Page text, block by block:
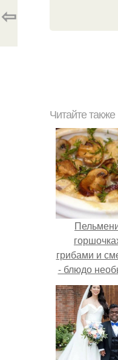
⇦
Читайте также
грибами и
- блюдо
и
вкусное.